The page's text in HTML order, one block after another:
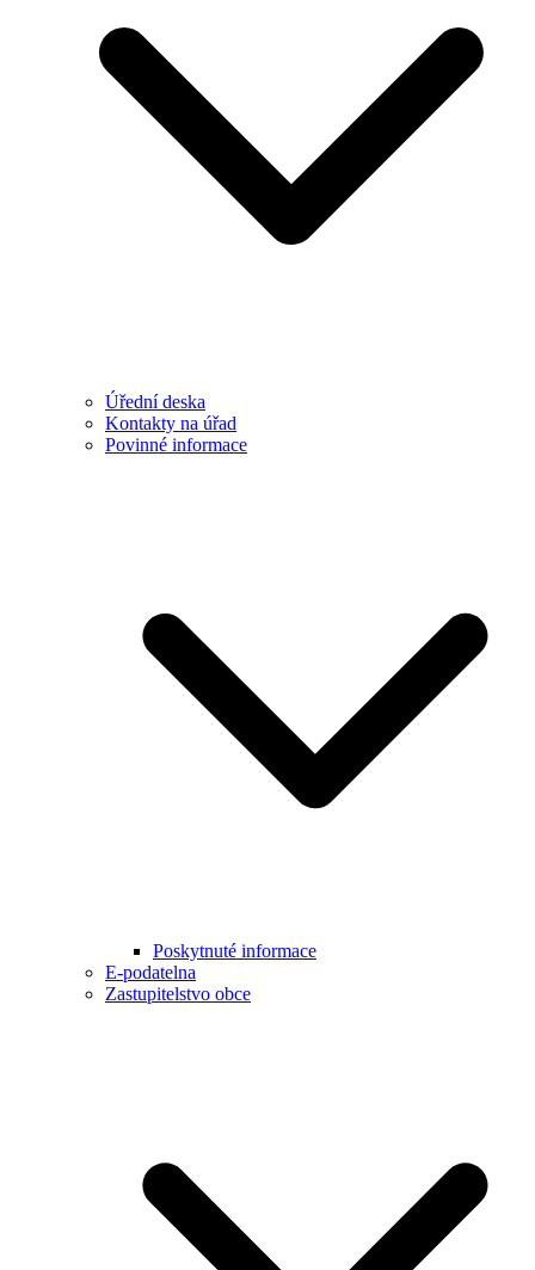
Úřední deska
Kontakty na úřad
Povinné informace
Poskytnuté informace
E-podatelna
Zastupitelstvo obce